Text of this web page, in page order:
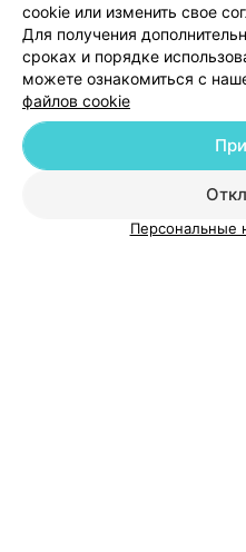
О проекте Новости
Медицинский
Пользовательское
cookie или изменить свое
Для получения
сроках и порядке
можете ознакомиться с
файлов cookie
Персональные